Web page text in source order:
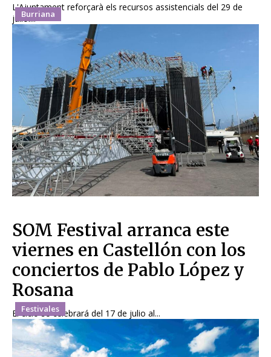
Burriana
L'Ajuntament reforçarà els recursos assistencials del 29 de
juliol...
Festivales
SOM Festival arranca este
viernes en Castellón con los
conciertos de Pablo López y
Rosana
El ciclo se celebrará del 17 de julio al...